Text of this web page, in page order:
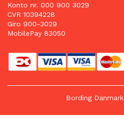
Konto nr. 000 900 3029
CVR 10394228
Giro 900-3029
MobilePay 83050
Bording Danmark